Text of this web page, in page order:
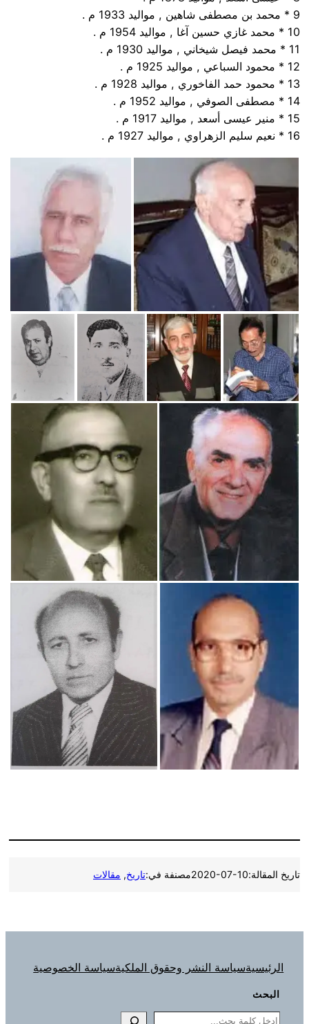
9 * محمد بن مصطفى شاهين , مواليد 1933 م .
10 * محمد غازي حسين آغا , مواليد 1954 م .
11 * محمد فيصل شيخاني , مواليد 1930 م .
12 * محمود السباعي , مواليد 1925 م .
13 * محمود حمد الفاخوري , مواليد 1928 م .
14 * مصطفى الصوفي , مواليد 1952 م .
15 * منير عيسى أسعد , مواليد 1917 م .
16 * نعيم سليم الزهراوي , مواليد 1927 م .
تاريخ المقالة:2020-07-10مصنفة في:تاريخ, مقالات
الرئيسيةسياسة النشر وحقوق الملكيةسياسة الخصوصية
البحث
Search